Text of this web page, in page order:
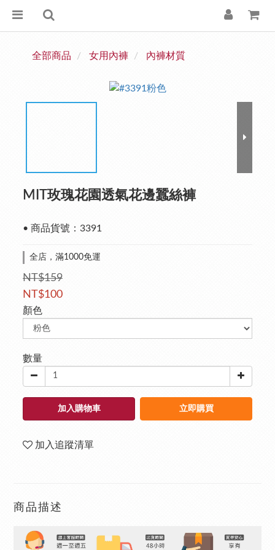
全部商品 女用內褲 內褲材質
MIT玫瑰花園透氣花邊蠶絲褲
• 商品貨號：3391
全店，滿1000免運
NT$159
NT$100
顏色
數量
加入購物車 立即購買
加入追蹤清單
商品描述